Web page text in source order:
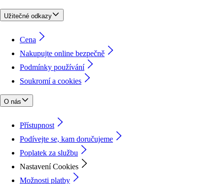
Užitečné odkazy
Cena
Nakupujte online bezpečně
Podmínky používání
Soukromí a cookies
O nás
Přístupnost
Podívejte se, kam doručujeme
Poplatek za službu
Nastavení Cookies
Možnosti platby